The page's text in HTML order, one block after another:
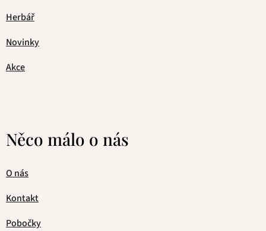
Herbář
Novinky
Akce
Něco málo o nás
O nás
Kontakt
Pobočky